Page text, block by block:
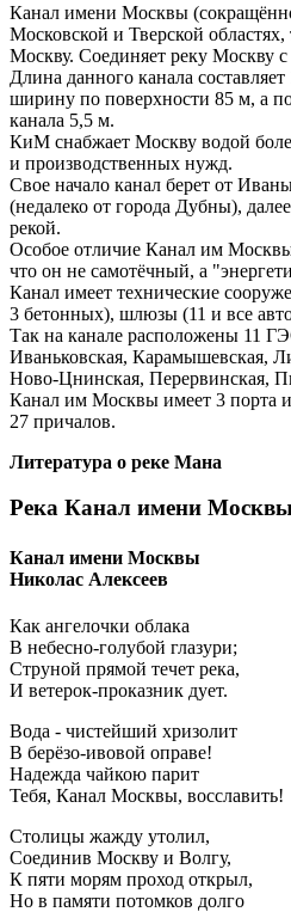
Канал имени Москвы
Московской и Тверской областях,
Москву. Соединяет реку Москву
Длина данного канала
ширину по поверхности 85 м, а
канала 5,5 м.
КиМ снабжает Москву водой
и производственных нужд.
Свое начало канал берет от
(недалеко от города Дубны),
рекой.
Особое отличие Канал им
что он не самотёчный, а
Канал имеет технические
3 бетонных), шлюзы (11 и все
Так на канале расположены 11
Иваньковская, Карамышевская,
Ново-Цнинская, Перервинская,
Канал им Москвы имеет 3 порта
27 причалов.
Литература о реке Мана
Река Канал имени
Канал имени Москвы
Николас Алексеев
Как ангелочки облака
В небесно-голубой глазури;
Струной прямой течет река,
И ветерок-проказник дует.
Вода - чистейший хризолит
В берёзо-ивовой оправе!
Надежда чайкою парит
Тебя, Канал Москвы, восславить!
Столицы жажду утолил,
Соединив Москву и Волгу,
К пяти морям проход открыл,
Но в памяти потомков долго